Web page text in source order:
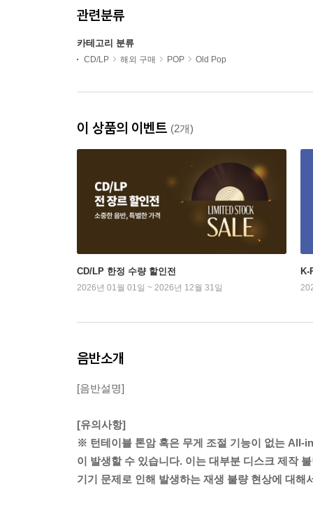
관련분류
카테고리 분류
CD/LP 해외 구매 POP Old Pop
이 상품의 이벤트 (2개)
CD/LP 한정 수량 할인전
2026년 01월 01일 ~ 2026년 12월 31일
K-
음반소개
[음반설명]
[유의사항]
※ 턴테이블 톤암 혹은 무게 조절 기능이 없는 All-
이 발생할 수 있습니다. 이는 대부분 디스크 제작
기기 문제로 인해 발생하는 재생 불량 현상에 대